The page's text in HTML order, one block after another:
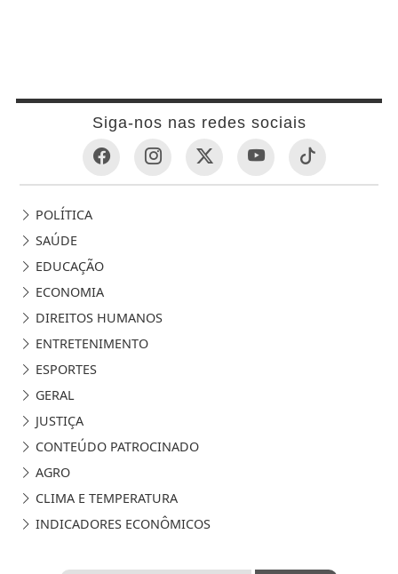
Siga-nos nas redes sociais
POLÍTICA
SAÚDE
EDUCAÇÃO
ECONOMIA
DIREITOS HUMANOS
ENTRETENIMENTO
ESPORTES
GERAL
JUSTIÇA
CONTEÚDO PATROCINADO
AGRO
CLIMA E TEMPERATURA
INDICADORES ECONÔMICOS